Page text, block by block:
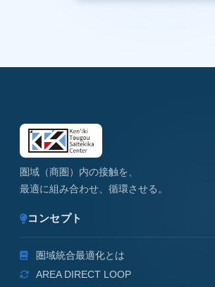
圏域（商圏）内の接触を、
最適に組み合わせ、循環させる。
コンセプト
圏域統合最適化とは
AREA DIRECT LOOP